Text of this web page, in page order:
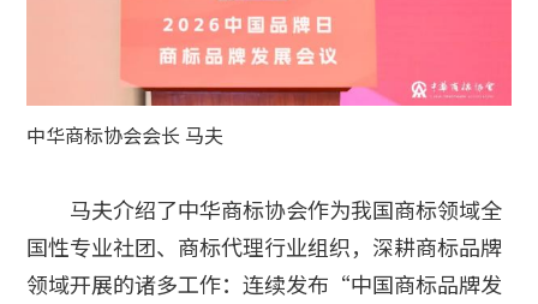
中华商标协会会长 马夫
马夫介绍了中华商标协会作为我国商标领域全
国性专业社团、商标代理行业组织，深耕商标品牌
领域开展的诸多工作：连续发布“中国商标品牌发